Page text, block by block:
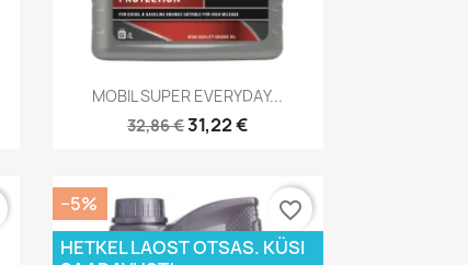
Kiirvaade
MOBIL SUPER EVERYDAY...
32,86 €31,22 €
−5%
HETKEL LAOST OTSAS. KÜSI
favorite_border